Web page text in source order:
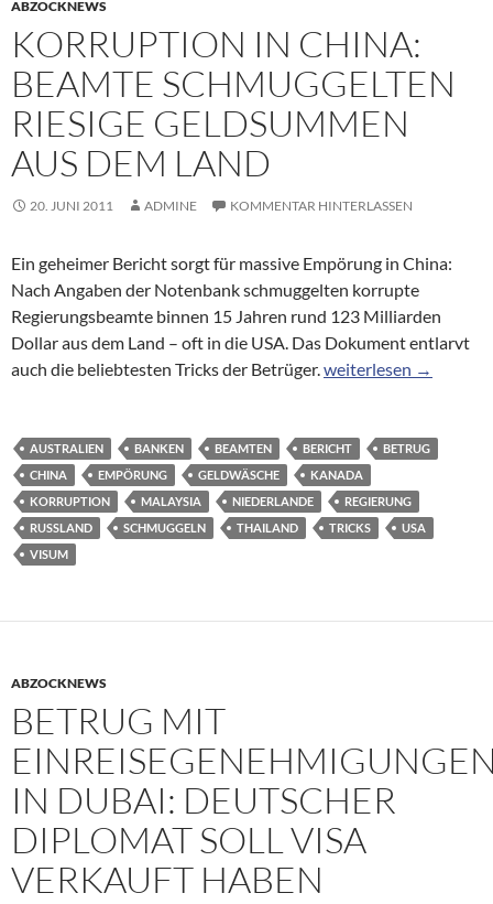
ABZOCKNEWS
KORRUPTION IN CHINA:
BEAMTE SCHMUGGELTEN
RIESIGE GELDSUMMEN
AUS DEM LAND
20. JUNI 2011 ADMINE KOMMENTAR HINTERLASSEN
Ein geheimer Bericht sorgt für massive Empörung in China:
Nach Angaben der Notenbank schmuggelten korrupte
Regierungsbeamte binnen 15 Jahren rund 123 Milliarden
Dollar aus dem Land – oft in die USA. Das Dokument entlarvt
auch die beliebtesten Tricks der Betrüger.Korruption in China:
weiterlesen →
AUSTRALIEN BANKEN BEAMTEN BERICHT
BETRUG
CHINA
EMPÖRUNG GELDWÄSCHE
KANADA
KORRUPTION
MALAYSIA NIEDERLANDE
REGIERUNG
RUSSLAND
SCHMUGGELN THAILAND TRICKS
USA
VISUM
ABZOCKNEWS
BETRUG MIT
IN DUBAI: DEUTSCHER
DIPLOMAT SOLL VISA
VERKAUFT HABEN